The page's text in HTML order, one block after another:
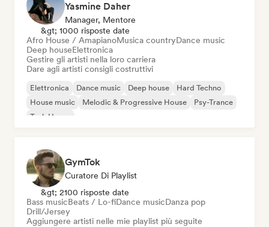
Yasmine Daher
Manager, Mentore
&gt; 1000 risposte date
Afro House / AmapianoMusica countryDance music
Deep houseElettronica
Gestire gli artisti nella loro carriera
Dare agli artisti consigli costruttivi
Elettronica Dance music Deep house
Hard Techno
House music
Melodic & Progressive House
Psy-Trance
Tech House
GymTok
Curatore Di Playlist
&gt; 2100 risposte date
Bass musicBeats / Lo-fiDance musicDanza pop
Drill/Jersey
Aggiungere artisti nelle mie playlist più seguite